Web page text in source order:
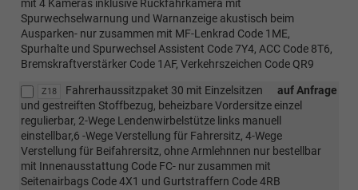
mit 4 Kameras inklusive Rückfahrkamera mit
Spurwechselwarnung und Warnanzeige akustisch beim
Ausparken- nur zusammen mit MF-Lenkrad Code 1ME,
Spurhalte und Spurwechsel Assistent Code 7Y4, ACC Code 8T6,
Bremskraftverstärker Code 1AF, Verkehrszeichen Code QR9
Z18 auf Anfrage
Fahrerhaussitzpaket 30 mit Einzelsitzen
und gestreiften Stoffbezug, beheizbare Vordersitze einzel
regulierbar, 2-Wege Lendenwirbelstütze links manuell
einstellbar,6 -Wege Verstellung für Fahrersitz, 4-Wege
Verstellung für Beifahrersitz, ohne Armlehnnen nur bestellbar
mit Innenausstattung Code FC- nur zusammen mit
Seitenairbags Code 4X1 und Gurtstraffern Code 4RB